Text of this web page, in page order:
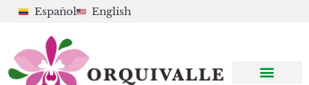
Español English